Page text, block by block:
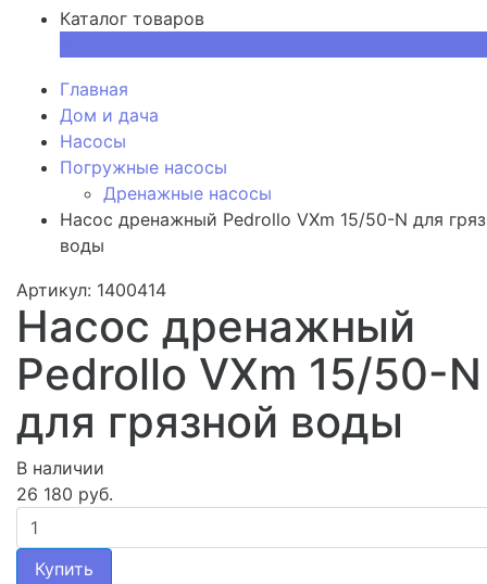
Каталог товаров
Главная
Дом и дача
Насосы
Погружные насосы
Дренажные насосы
Насос дренажный Pedrollo VXm 15/50-N для
воды
Артикул: 1400414
Насос дренажный
Pedrollo VXm 15/50-N
для грязной воды
В наличии
26 180 руб.
Купить